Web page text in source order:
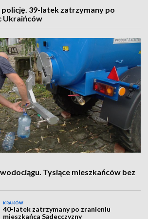
policję. 39-latek zatrzymany po
Ukraińców
Tysiące mieszkańców bez
KRAKÓW
40-latek zatrzymany po zranieniu
mieszkańca Sądecczyzny